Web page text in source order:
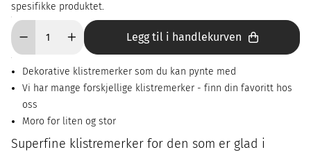
spesifikke produktet.
Legg til i handlekurven
Dekorative klistremerker som du kan pynte med
Vi har mange forskjellige klistremerker - finn din favoritt hos
oss
Moro for liten og stor
Superfine klistremerker for den som er glad i